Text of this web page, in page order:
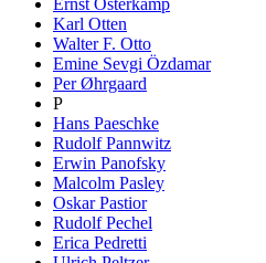
Karl Otten
Walter F. Otto
Emine Sevgi Özdamar
Per Øhrgaard
P
Hans Paeschke
Rudolf Pannwitz
Erwin Panofsky
Malcolm Pasley
Oskar Pastior
Rudolf Pechel
Erica Pedretti